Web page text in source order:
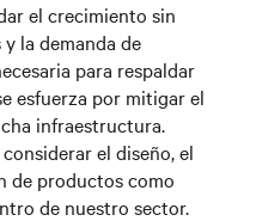
el crecimiento sin
la demanda de
para respaldar
esfuerza por mitigar el
infraestructura.
el diseño, el
de productos como
de nuestro sector.